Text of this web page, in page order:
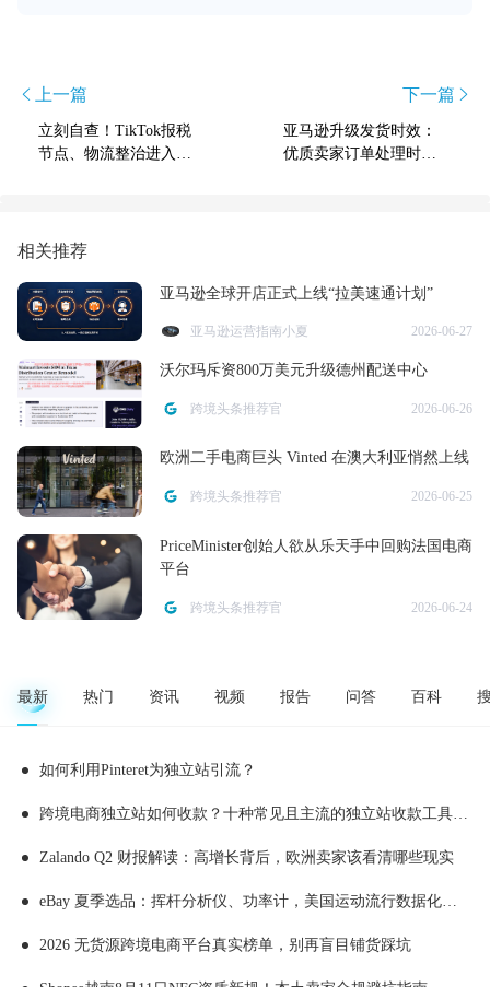
上一篇
立刻自查！TikTok报税
节点、物流整治进入倒
下一篇
亚马逊升级发货时效：
优质卖家订单处理时间
相关推荐
亚马逊全球开店正式上线“拉美速通计划”
亚马逊运营指南小夏 2026-06-27
沃尔玛斥资800万美元升级德州配送中心
跨境头条推荐官 2026-06-26
欧洲二手电商巨头 Vinted 在澳大利亚悄然上线
跨境头条推荐官 2026-06-25
PriceMinister创始人欲从乐天手中回购法国电商
平台
跨境头条推荐官 2026-06-24
最新 热门 资讯 视频 报告 问答 百科
如何利用Pinteret为独立站引流？
跨境电商独立站如何收款？十种常见且主流的独立站收款工具推荐
Zalando Q2 财报解读：高增长背后，欧洲卖家该看清哪些现实
eBay 夏季选品：挥杆分析仪、功率计，美国运动流行数据化消费
2026 无货源跨境电商平台真实榜单，别再盲目铺货踩坑